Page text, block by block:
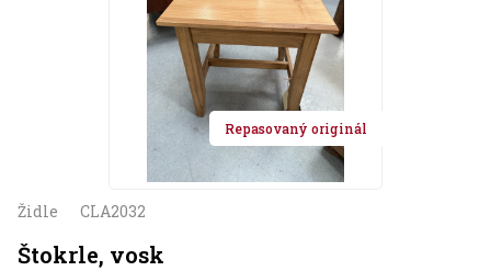
Repasovaný originál
Židle CLA2032
Štokrle, vosk